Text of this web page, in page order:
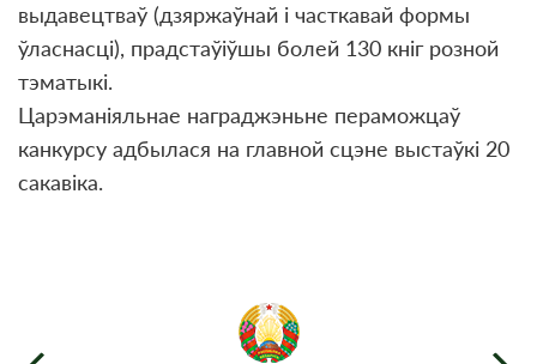
выдавецтваў (дзяржаўнай і часткавай формы
ўласнасці), прадстаўіўшы болей 130 кніг розной
тэматыкі.
Царэманіяльнае награджэньне пераможцаў
канкурсу адбылася на главной сцэне выстаўкі 20
сакавіка.